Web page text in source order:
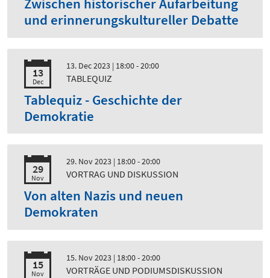
Zwischen historischer Aufarbeitung
und erinnerungskultureller Debatte
13
Dec
13. Dec 2023 | 18:00 - 20:00
TABLEQUIZ
Tablequiz - Geschichte der
Demokratie
29
Nov
29. Nov 2023 | 18:00 - 20:00
VORTRAG UND DISKUSSION
Von alten Nazis und neuen
Demokraten
15
Nov
15. Nov 2023 | 18:00 - 20:00
VORTRÄGE UND PODIUMSDISKUSSION